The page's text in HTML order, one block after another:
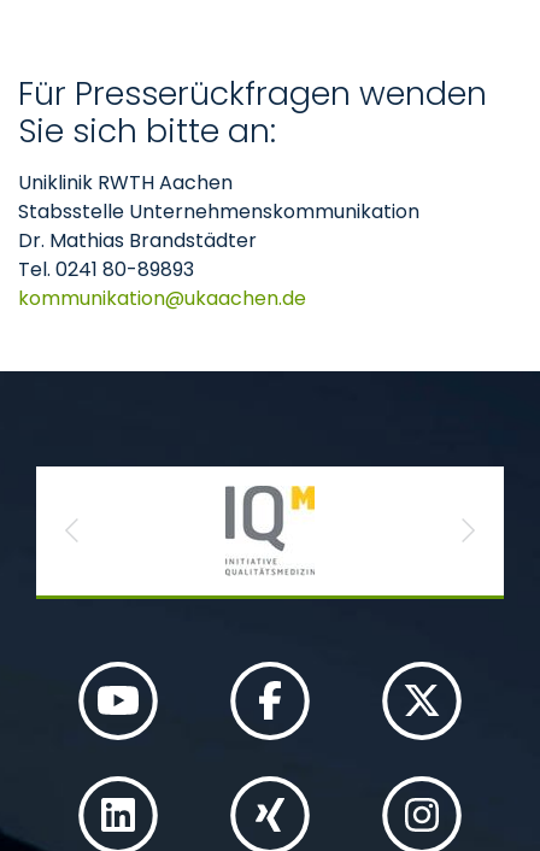
Für Presserückfragen wenden
Sie sich bitte an:
Uniklinik RWTH Aachen
Stabsstelle Unternehmenskommunikation
Dr. Mathias Brandstädter
Tel. 0241 80-89893
kommunikation
ukaachende
Previous Next